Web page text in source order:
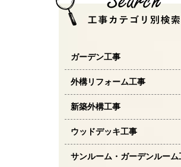
ガーデン工事
外構リフォーム工事
新築外構工事
ウッドデッキ工事
サンルーム・ガーデンルーム